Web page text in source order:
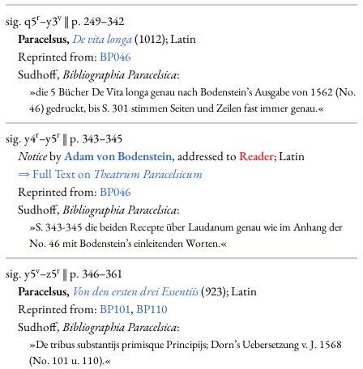
sig. q5r–y3v‖ p. 249–342
Paracelsus,De vita longa(1012); Latin
Reprinted from:BP046
Sudhoff,Bibliographia Paracelsica:
»die 5 Bücher De Vita longa genau nach Bodenstein’s Ausgabe von 1562 (No.
46) gedruckt, bis S. 301 stimmen Seiten und Zeilen fast immer genau.«
sig. y4r–y5r‖ p. 343–345
NoticebyAdam von Bodenstein, addressed toReader; Latin
⇒ Full Text on Theatrum Paracelsicum
Reprinted from:BP046
Sudhoff,Bibliographia Paracelsica:
»S. 343-345 die beiden Recepte über Laudanum genau wie im Anhang der
No. 46 mit Bodenstein’s einleitenden Worten.«
sig. y5v–z5r‖ p. 346–361
Paracelsus, Von den ersten drei Essentiis(923); Latin
Reprinted from:BP101,BP110
Sudhoff,Bibliographia Paracelsica:
»De tribus substantijs primisque Principijs; Dorn’s Uebersetzung v. J. 1568
(No. 101 u. 110).«